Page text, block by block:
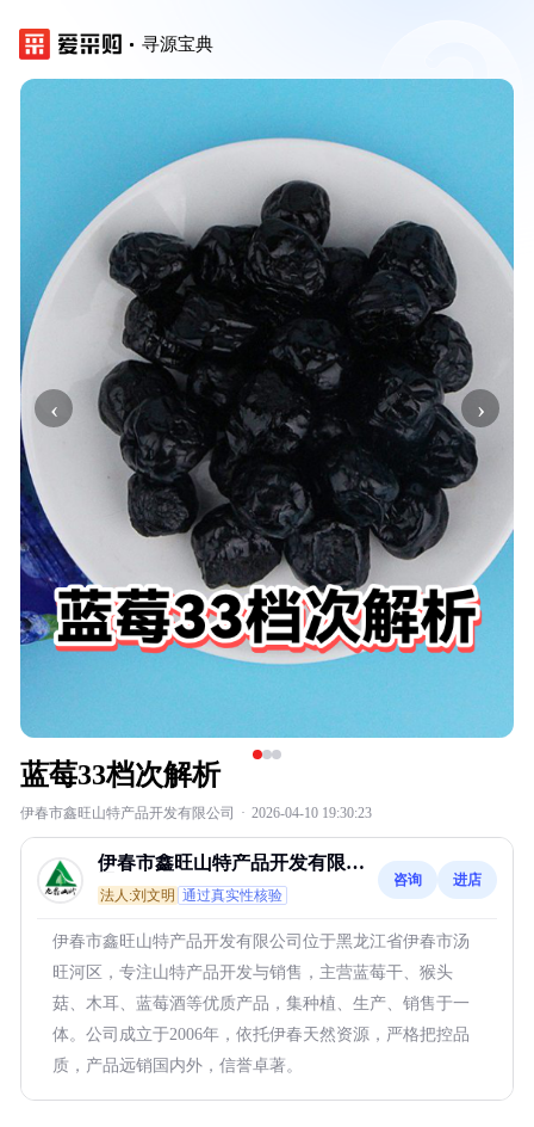
寻源宝典
‹ ›
蓝莓33档次解析
伊春市鑫旺山特产品开发有限公司 · 2026-04-10 19:30:23
伊春市鑫旺山特产品开发有限公
司
法人:刘文明 通过真实性核验
咨询 进店
伊春市鑫旺山特产品开发有限公司位于黑龙江省伊春市汤
旺河区，专注山特产品开发与销售，主营蓝莓干、猴头
菇、木耳、蓝莓酒等优质产品，集种植、生产、销售于一
体。公司成立于2006年，依托伊春天然资源，严格把控品
质，产品远销国内外，信誉卓著。